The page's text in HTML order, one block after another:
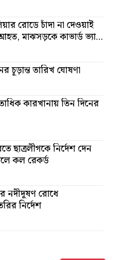
রোডে চাঁদা না দেওয়াই
ভ্যান
চূড়ান্ত তারিখ ঘোষণা
কারখানায় তিন দিনের
ছাত্রলীগকে নির্দেশ দেন
কল রেকর্ড
নদীদূষণ রোধে
নির্দেশ